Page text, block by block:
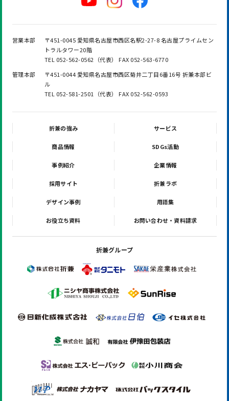
営業本部
〒451-0045 愛知県名古屋市西区名駅2-27-8 名古屋プライムセン
トラルタワー20階
TEL 052-562-0562（代表） FAX 052-563-6770
管理本部
〒451-0044 愛知県名古屋市西区菊井二丁目6番16号 折兼本部ビ
ル
TEL 052-581-2501（代表） FAX 052-562-0593
折兼の強み サービス
商品情報 SDGs活動
事例紹介 企業情報
採用サイト 折兼ラボ
デザイン事例 用語集
お役立ち資料 お問い合わせ・資料請求
折兼グループ